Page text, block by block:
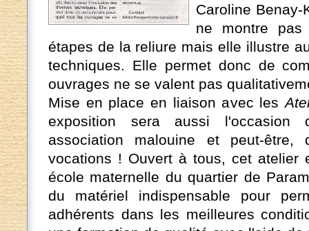
Caroline Benay-
ne montre pas
étapes de la reliure mais elle illustre
techniques. Elle permet donc de
ouvrages ne se valent pas
Mise en place en liaison avec les
exposition sera aussi l'occasion
association malouine et peut-
vocations ! Ouvert à tous, cet atelier
école maternelle du quartier de
du matériel indispensable pour
adhérents dans les meilleures